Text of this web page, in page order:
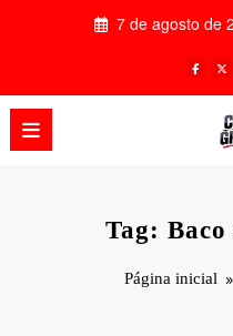
7 de agosto de
Tag:
Página inicial